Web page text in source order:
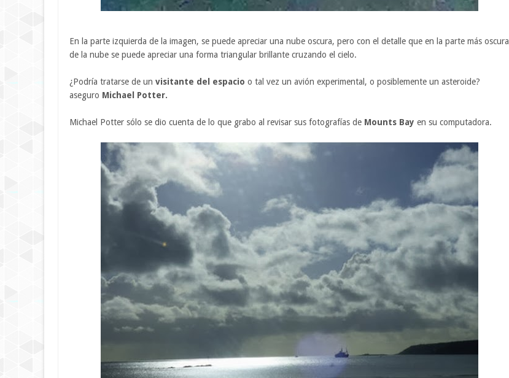
En la parte izquierda de la imagen, se puede apreciar una nube oscura, pero con el detalle que en la parte más oscura
de la nube se puede apreciar una forma triangular brillante cruzando el cielo.
¿Podría tratarse de un visitante del espacio o tal vez un avión experimental, o posiblemente un asteroide?
aseguro Michael Potter.
Michael Potter sólo se dio cuenta de lo que grabo al revisar sus fotografías de Mounts Bay en su computadora.